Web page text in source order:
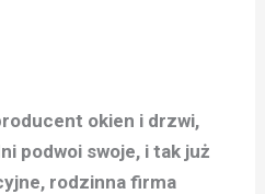
okien i drzwi,
podwoi swoje, i tak już
rodzinna firma